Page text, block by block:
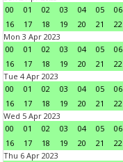
00
01 02 03 04 05 06
16
17 18 19 20 21 22
Mon 3 Apr 2023
00
01 02 03 04 05 06
16
17 18 19 20 21 22
Tue 4 Apr 2023
00
01 02 03 04 05 06
16
17 18 19 20 21 22
Wed 5 Apr 2023
00
01 02 03 04 05 06
16
17 18 19 20 21 22
Thu 6 Apr 2023